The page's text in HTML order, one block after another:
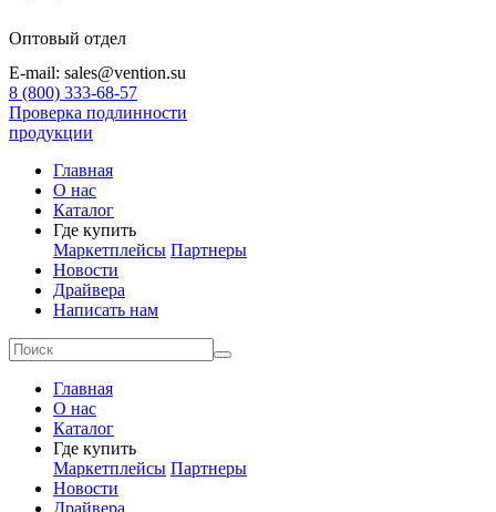
Оптовый отдел
E-mail: sales@vention.su
8 (800) 333-68-57
Проверка подлинности
продукции
Главная
О нас
Каталог
Где купить
Маркетплейсы Партнеры
Новости
Драйвера
Написать нам
Главная
О нас
Каталог
Где купить
Маркетплейсы Партнеры
Новости
Драйвера